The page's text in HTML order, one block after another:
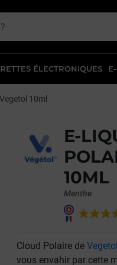
ÉLECTRONIQUES
10ml
E-
10ML
Menthe
Cloud Polaire de Vegetol
vous envahir par cette